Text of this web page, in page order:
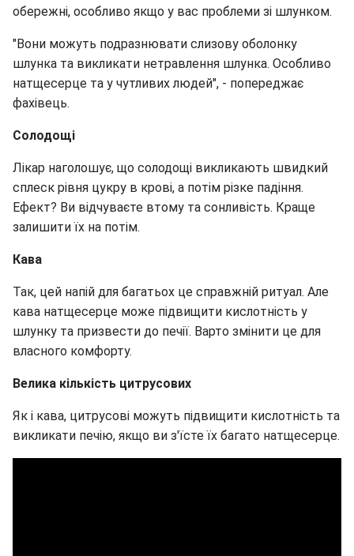
обережні, особливо якщо у вас проблеми зі шлунком.
"Вони можуть подразнювати слизову оболонку
шлунка та викликати нетравлення шлунка. Особливо
натщесерце та у чутливих людей", - попереджає
фахівець.
Солодощі
Лікар наголошує, що солодощі викликають швидкий
сплеск рівня цукру в крові, а потім різке падіння.
Ефект? Ви відчуваєте втому та сонливість. Краще
залишити їх на потім.
Кава
Так, цей напій для багатьох це справжній ритуал. Але
кава натщесерце може підвищити кислотність у
шлунку та призвести до печії. Варто змінити це для
власного комфорту.
Велика кількість цитрусових
Як і кава, цитрусові можуть підвищити кислотність та
викликати печію, якщо ви з'їсте їх багато натщесерце.